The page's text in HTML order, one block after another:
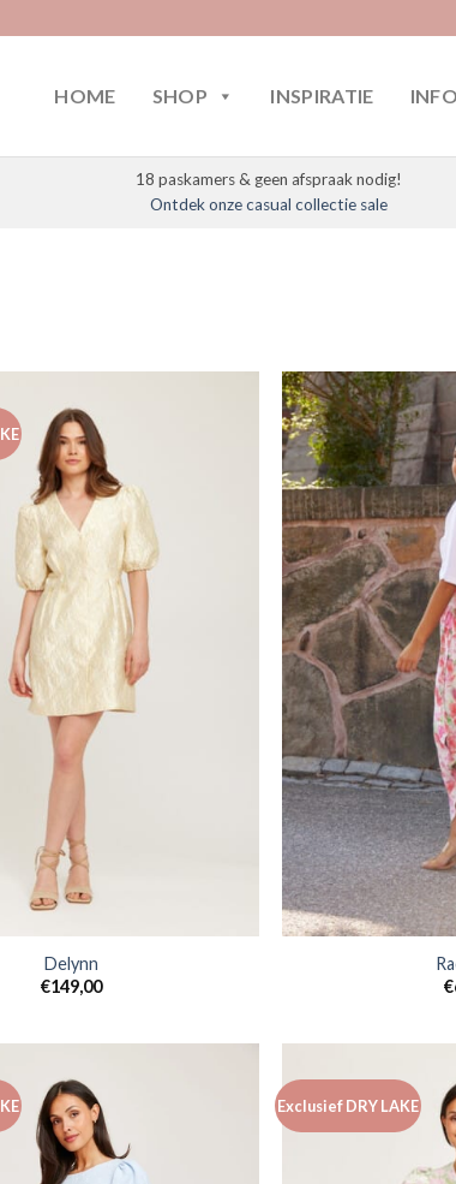
HOME SHOP INSPIRATIE INFO
18 paskamers & geen afspraak nodig!
Ontdek onze casual collectie sale
Delynn
€149,00
€
Exclusief DRY LAKE